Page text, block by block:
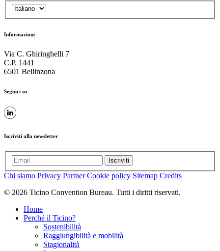
Informazioni
Via C. Ghiringhelli 7
C.P. 1441
6501 Bellinzona
Seguici su
Iscriviti alla newsletter
Iscriviti
Chi siamo Privacy Partner Cookie policy Sitemap Credits
© 2026 Ticino Convention Bureau. Tutti i diritti riservati.
Home
Perché il Ticino?
Sostenibilità
Raggiungibilità e mobilità
Stagionalità